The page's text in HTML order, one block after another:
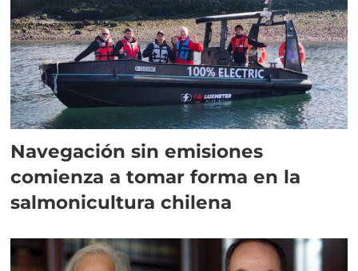
Navegación sin emisiones
comienza a tomar forma en la
salmonicultura chilena